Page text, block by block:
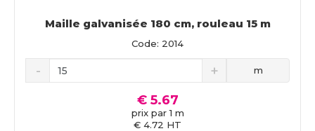
Maille galvanisée 180 cm, rouleau 15 m
Code: 2014
€ 5.67
prix par 1 m
€ 4.72 HT
m